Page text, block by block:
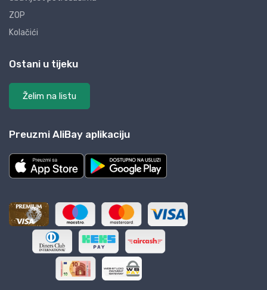
ZOP
Kolačići
Ostani u tijeku
Želim na listu
Preuzmi AliBay aplikaciju